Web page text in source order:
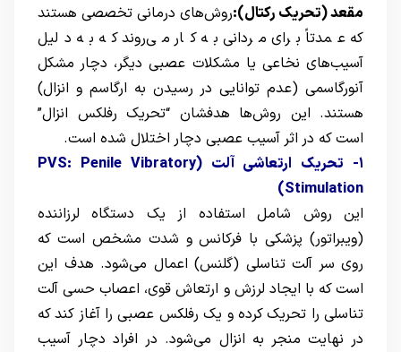
مقعد (تحریک رکتال):روش‌های درمانی تخصصی هستند
که عمدتاً برای مردانی به کار می‌روند که به دلیل
آسیب‌های نخاعی یا مشکلات عصبی دیگر، دچار مشکل
آنورگاسمی (عدم توانایی در رسیدن به ارگاسم و انزال)
هستند. این روش‌ها هدفشان “تحریک رفلکس انزال”
است که در اثر آسیب عصبی دچار اختلال شده است.
۱- تحریک ارتعاشی آلت (PVS: Penile Vibratory
Stimulation)
این روش شامل استفاده از یک دستگاه لرزاننده
(ویبراتور) پزشکی با فرکانس و شدت مشخص است که
روی سر آلت تناسلی (گلنس) اعمال می‌شود. هدف این
است که با ایجاد لرزش و ارتعاش قوی، اعصاب حسی آلت
تناسلی را تحریک کرده و یک رفلکس عصبی را آغاز کند که
در نهایت منجر به انزال می‌شود. در افراد دچار آسیب